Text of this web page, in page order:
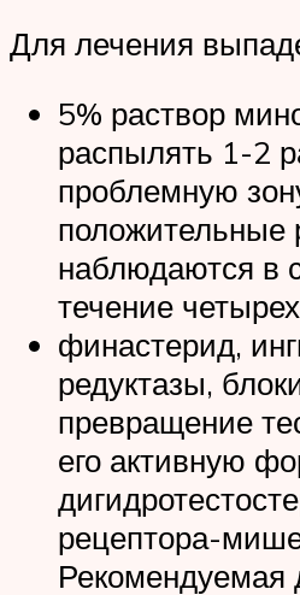
Для лечения
5% раствор
распылять 1-2
проблемную
положительные
наблюдаются в
течение
финастерид,
редуктазы,
превращение
его активную
рецептора-
Рекомендуемая